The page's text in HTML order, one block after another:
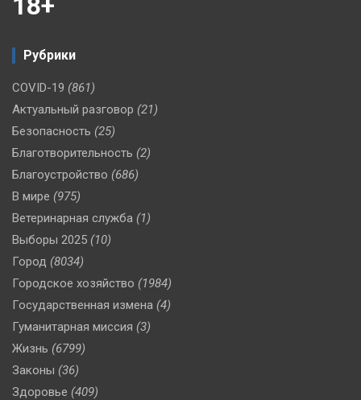
Рубрики
COVID-19 (861)
Актуальный разговор (21)
Безопасность (25)
Благотворительность (2)
Благоустройство (686)
В мире (975)
Ветеринарная служба (1)
Выборы 2025 (10)
Город (8034)
Городское хозяйство (1984)
Государственная измена (4)
Гуманитарная миссия (3)
Жизнь (6799)
Законы (36)
Здоровье (409)